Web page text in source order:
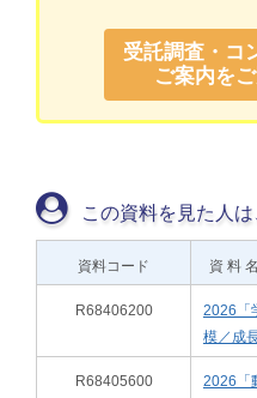
受託調査・コ
ご案内を
この資料を見た人
資料コード 資 料 名
R68406200
2026「
模／成
R68405600
2026「